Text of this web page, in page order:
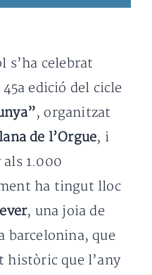
s’ha celebrat
edició del cicle
, organitzat
de l’Orgue, i
1.000
ha tingut lloc
, una joia de
barcelonina, que
històric que l’any